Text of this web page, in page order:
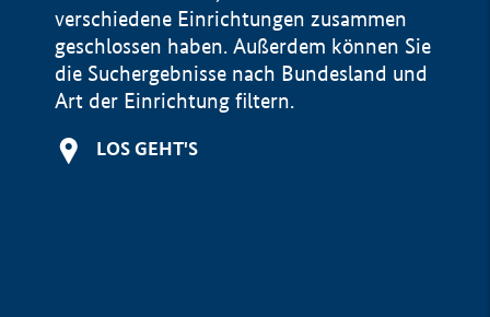
verschiedene Einrichtungen zusammen
geschlossen haben. Außerdem können Sie
die Suchergebnisse nach Bundesland und
Art der Einrichtung filtern.
LOS GEHT'S